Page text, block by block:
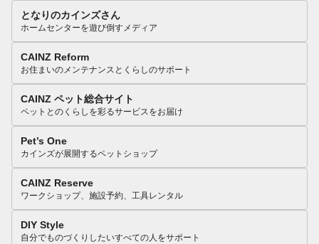
となりのカインズさん
ホームセンターを遊び倒すメディア
CAINZ Reform
お住まいのメンテナンスとくらしのサポート
CAINZ ペット総合サイト
ペットとのくらしを彩るサービスをお届け
Pet’s One
カインズが展開するペットショップ
CAINZ Reserve
ワークショップ、施設予約、工具レンタル
DIY Style
自分でものづくりしたいすべての人をサポート